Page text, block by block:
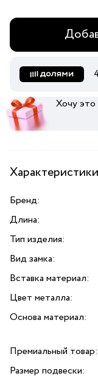
Хочу это
Характеристики
Бренд:
Длина:
Тип изделия:
Вид замка:
Вставка материал:
Цвет металла:
Основа материал:
Премиальный товар:
Размер подвески: